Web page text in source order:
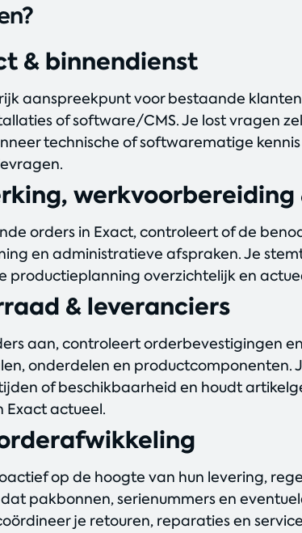
& binnendienst
aanspreekpunt voor bestaande
of software/CMS. Je lost vragen
technische of softwarematige
werkvoorbereiding
orders in Exact, controleert of de
en administratieve afspraken. Je
productieplanning overzichtelijk en
& leveranciers
aan, controleert orderbevestigingen
onderdelen en productcomponenten.
of beschikbaarheid en houdt
Exact actueel.
op de hoogte van hun levering,
pakbonnen, serienummers en
je retouren, reparaties en